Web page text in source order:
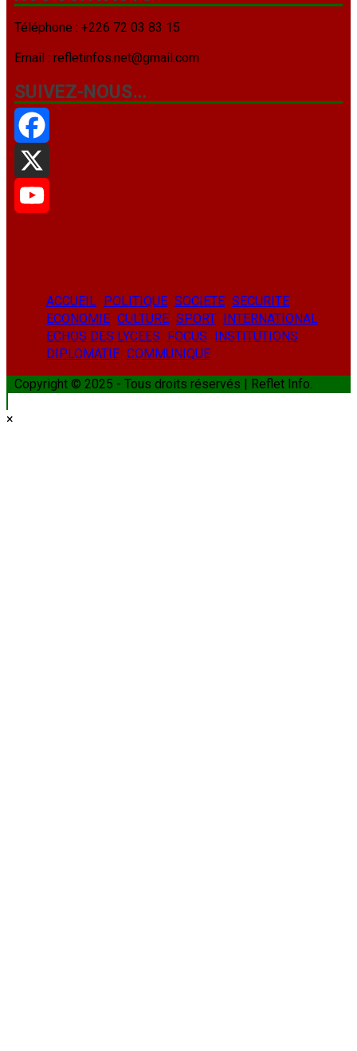
Téléphone : +226 72 03 83 15
Email : refletinfos.net@gmail.com
SUIVEZ-NOUS…
Facebook
X
ACCUEIL POLITIQUE SOCIETE SECURITE
ECONOMIE CULTURE SPORT INTERNATIONAL
ECHOS DES LYCEES FOCUS INSTITUTIONS
DIPLOMATIE COMMUNIQUE
Copyright © 2025 - Tous droits réservés | Reflet Info.
×